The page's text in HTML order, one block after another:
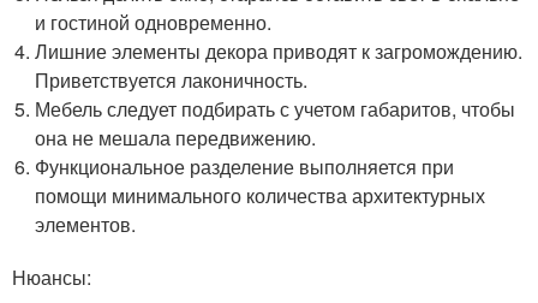
и гостиной одновременно.
Лишние элементы декора приводят к загромождению.
Приветствуется лаконичность.
Мебель следует подбирать с учетом габаритов, чтобы
она не мешала передвижению.
Функциональное разделение выполняется при
помощи минимального количества архитектурных
элементов.
Нюансы: